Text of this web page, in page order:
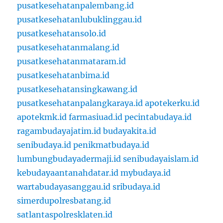
pusatkesehatanpalembang.id
pusatkesehatanlubuklinggau.id
pusatkesehatansolo.id
pusatkesehatanmalang.id
pusatkesehatanmataram.id
pusatkesehatanbima.id
pusatkesehatansingkawang.id
pusatkesehatanpalangkaraya.id apotekerku.id
apotekmk.id farmasiuad.id pecintabudaya.id
ragambudayajatim.id budayakita.id
senibudaya.id penikmatbudaya.id
lumbungbudayadermaji.id senibudayaislam.id
kebudayaantanahdatar.id mybudaya.id
wartabudayasanggau.id sribudaya.id
simerdupolresbatang.id
satlantaspolresklaten.id